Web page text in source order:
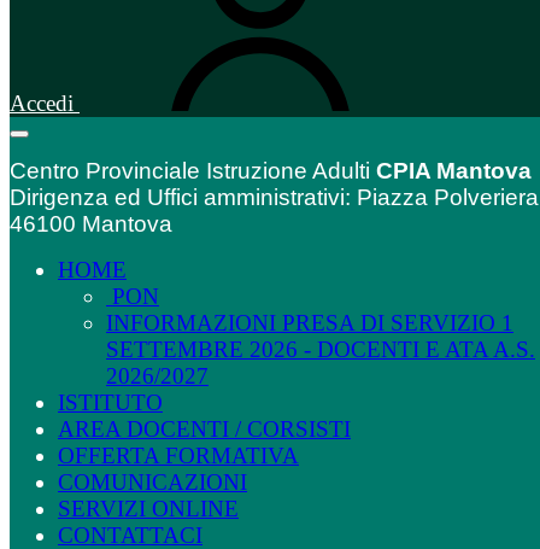
Accedi
Centro Provinciale Istruzione Adulti CPIA Mantova
Dirigenza ed Uffici amministrativi: Piazza
46100 Mantova
HOME
PON
INFORMAZIONI PRESA DI SERVIZIO 1
SETTEMBRE 2026 - DOCENTI E ATA A.S.
2026/2027
ISTITUTO
AREA DOCENTI / CORSISTI
OFFERTA FORMATIVA
COMUNICAZIONI
SERVIZI ONLINE
CONTATTACI